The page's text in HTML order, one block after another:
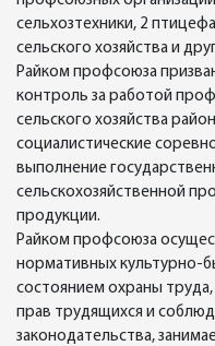
сельхозтехники, 2
сельского хозяйства и
Райком профсоюза
контроль за работой
сельского хозяйства
социалистические
выполнение
сельскохозяйственной
продукции.
Райком профсоюза
нормативных культурно-
состоянием охраны
прав трудящихся и
законодательства,